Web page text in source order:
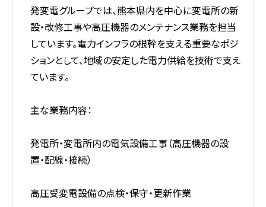
発変電グループでは、熊本県内を中心に変電所の新
設・改修工事や高圧機器のメンテナンス業務を担当
しています。電力インフラの根幹を支える重要なポジ
ションとして、地域の安定した電力供給を技術で支え
ています。
主な業務内容：
発電所・変電所内の電気設備工事（高圧機器の設
置・配線・接続）
高圧受変電設備の点検・保守・更新作業